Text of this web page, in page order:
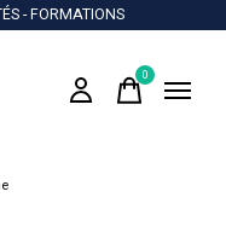
- FORMATIONS
0items